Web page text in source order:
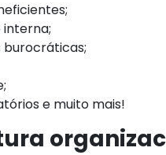
interna;
e muito mais!